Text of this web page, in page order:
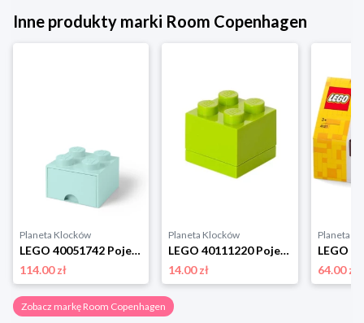
Inne produkty marki Room Copenhagen
Planeta Klocków
LEGO 40051742 Pojemnik na klocki z szufladą 2x2 turkusowy Room copenhagen
114.00 zł
Planeta Klocków
LEGO 40111220 Pojemnik na drobiazgi 2x2 MINI limonkowy Room copenhagen
14.00 zł
Planeta
64.00 zł
Zobacz markę Room Copenhagen